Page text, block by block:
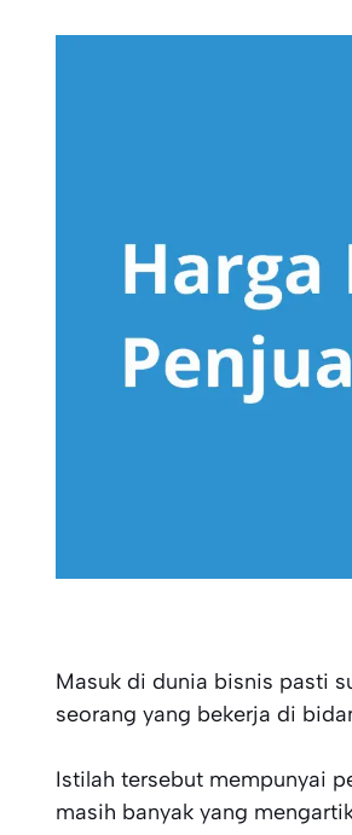
Masuk di dunia bisnis pasti
seorang yang bekerja di
Istilah tersebut mempunyai
masih banyak yang